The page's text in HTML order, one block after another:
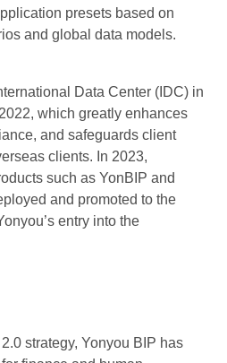
presets based on
and global data models.
Data Center (IDC) in
which greatly enhances
and safeguards client
clients. In 2023,
such as YonBIP and
and promoted to the
entry into the
strategy, Yonyou BIP has